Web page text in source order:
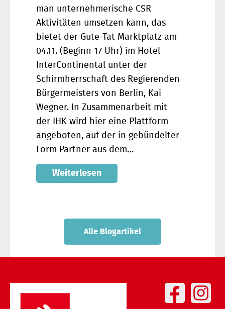
man unternehmerische CSR
Aktivitäten umsetzen kann, das
bietet der Gute-Tat Marktplatz am
04.11. (Beginn 17 Uhr) im Hotel
InterContinental unter der
Schirmherrschaft des Regierenden
Bürgermeisters von Berlin, Kai
Wegner. In Zusammenarbeit mit
der IHK wird hier eine Plattform
angeboten, auf der in gebündelter
Form Partner aus dem…
Weiterlesen
Alle Blogartikel